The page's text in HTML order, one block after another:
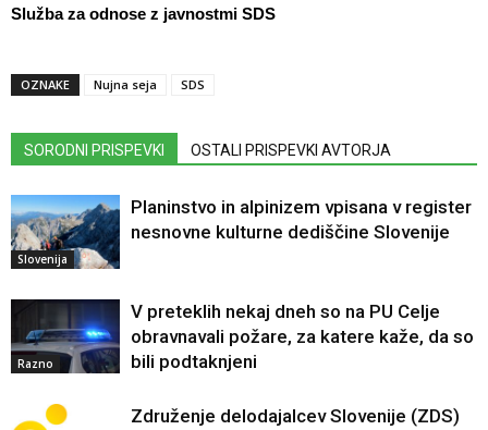
Služba za odnose z javnostmi SDS
OZNAKE Nujna seja SDS
SORODNI PRISPEVKI OSTALI PRISPEVKI AVTORJA
Slovenija
Planinstvo in alpinizem vpisana v register
nesnovne kulturne dediščine Slovenije
Razno
V preteklih nekaj dneh so na PU Celje
obravnavali požare, za katere kaže, da so
bili podtaknjeni
Združenje delodajalcev Slovenije (ZDS)